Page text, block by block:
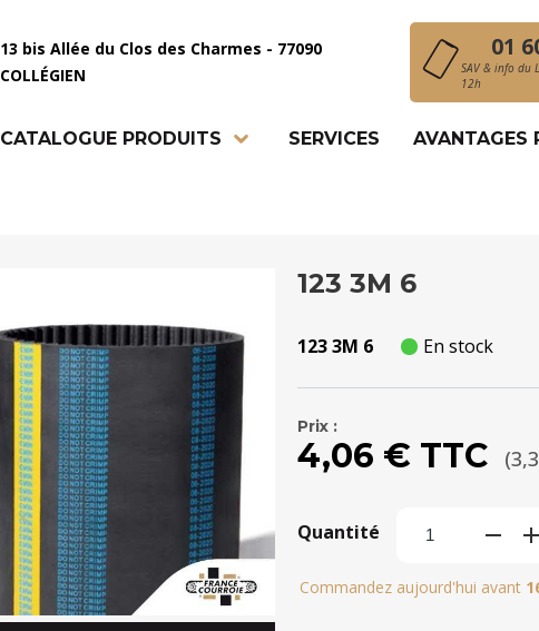
13 bis Allée du Clos des Charmes - 77090
COLLÉGIEN
01
SAV & info du
12h
CATALOGUE PRODUITS SERVICES AVANTAGES
123 3M 6
123 3M 6 En stock
Prix :
4,06 € TTC
Quantité
Commandez aujourd'hui avant